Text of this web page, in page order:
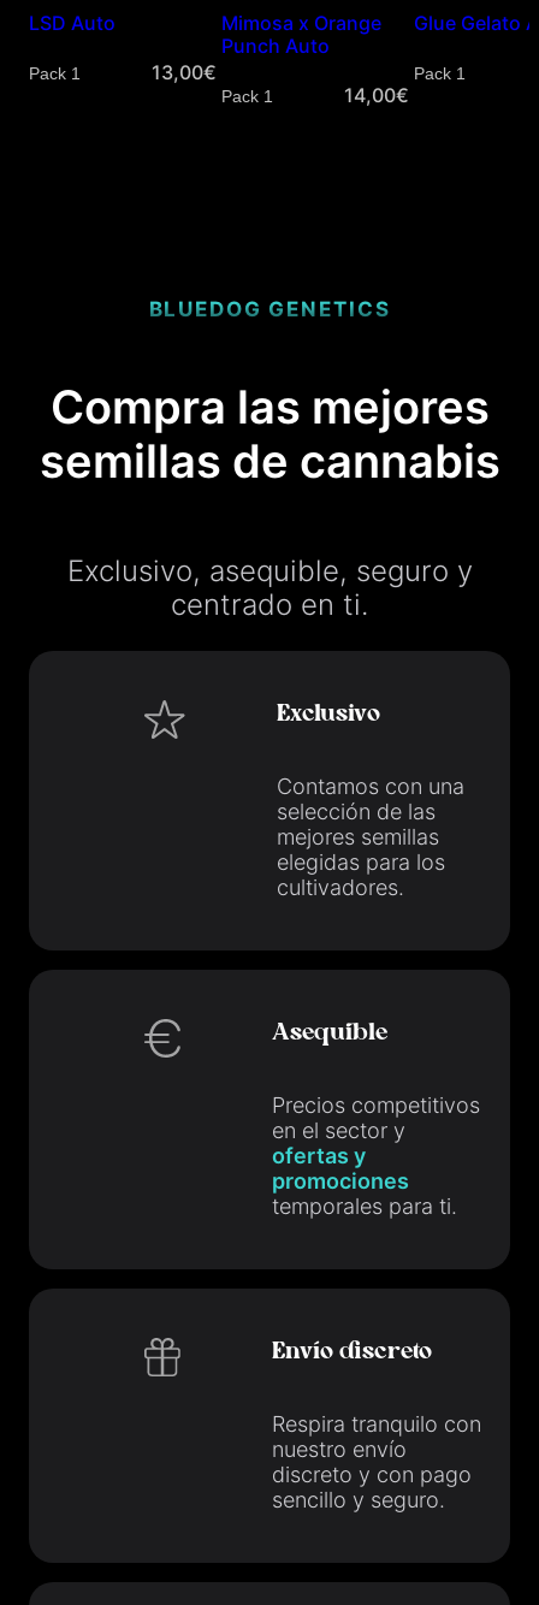
LSD Auto
Cantidad 13,00€
Mimosa x Orange
Punch Auto
Cantidad 14,00€
Glue Gelato
Cantidad
BLUEDOG GENETICS
Compra las mejores
semillas de cannabis
Exclusivo, asequible, seguro y
centrado en ti.
Exclusivo
Contamos con una
selección de las
mejores semillas
elegidas para los
cultivadores.
Asequible
Precios competitivos
en el sector y
ofertas y
promociones
temporales para ti.
Envío discreto
Respira tranquilo con
nuestro envío
discreto y con pago
sencillo y seguro.